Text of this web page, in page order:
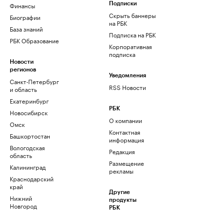
Финансы
Биографии
База знаний
РБК Образование
Новости
регионов
Санкт-Петербург
и область
Екатеринбург
Новосибирск
Омск
Башкортостан
Вологодская
область
Калининград
Краснодарский
край
Нижний
Новгород
Подписки
Скрыть баннеры
на РБК
Подписка на РБК
Корпоративная
подписка
Уведомления
RSS Новости
РБК
О компании
Контактная
информация
Редакция
Размещение
рекламы
Другие
продукты
РБК